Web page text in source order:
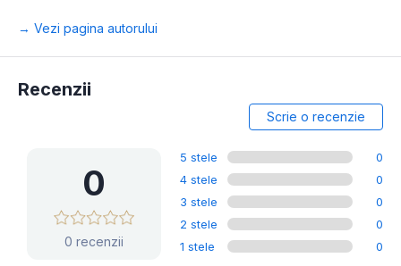
→ Vezi pagina autorului
Recenzii
Scrie o recenzie
0
0 recenzii
5 stele
0
4 stele
0
3 stele
0
2 stele
0
1 stele
0